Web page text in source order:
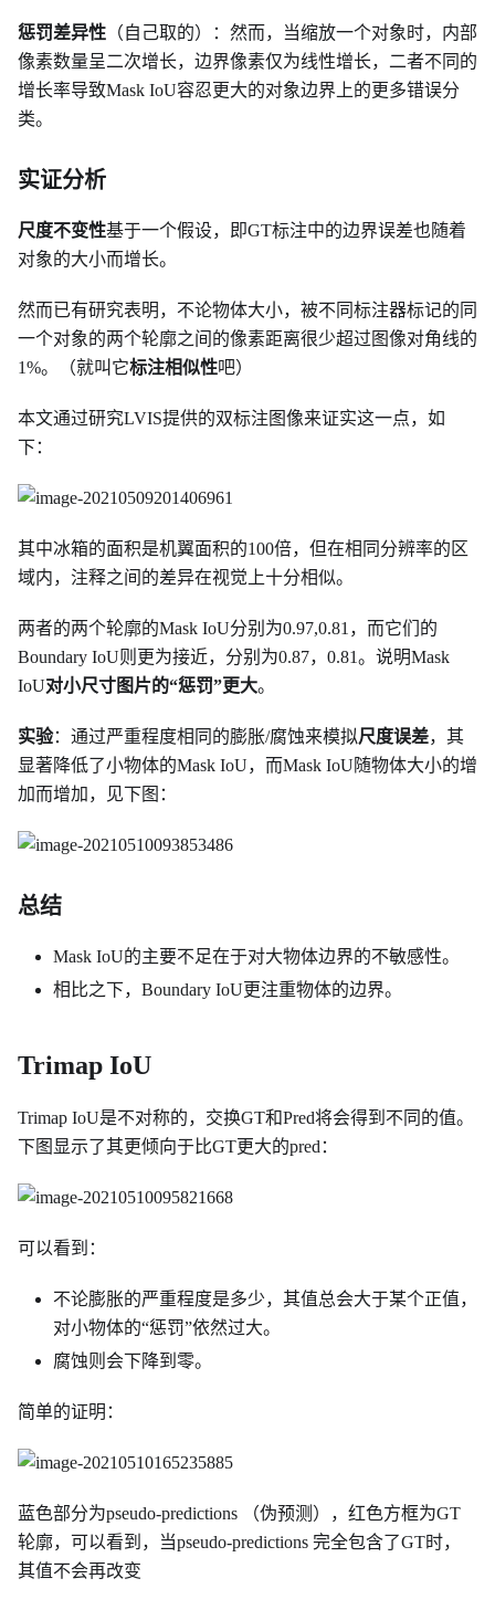
惩罚差异性 （自己取的）：然而，当缩放一个对象时，内部
像素数量呈二次增长，边界像素仅为线性增长，二者不同的
增长率导致Mask IoU容忍更大的对象边界上的更多错误分
类。
实证分析
尺度不变性基于一个假设，即GT标注中的边界误差也随着
对象的大小而增长。
然而已有研究表明，不论物体大小，被不同标注器标记的同
一个对象的两个轮廓之间的像素距离很少超过图像对角线的
1%。（就叫它标注相似性吧）
本文通过研究LVIS提供的双标注图像来证实这一点，如
下：
其中冰箱的面积是机翼面积的100倍，但在相同分辨率的区
域内，注释之间的差异在视觉上十分相似。
两者的两个轮廓的Mask IoU分别为0.97,0.81，而它们的
Boundary IoU则更为接近，分别为0.87，0.81。说明Mask
IoU对小尺寸图片的“惩罚”更大。
实验：通过严重程度相同的膨胀/腐蚀来模拟尺度误差，其
显著降低了小物体的Mask IoU，而Mask IoU随物体大小的增
加而增加，见下图：
总结
Mask IoU的主要不足在于对大物体边界的不敏感性。
相比之下，Boundary IoU更注重物体的边界。
Trimap IoU
Trimap IoU是不对称的，交换GT和Pred将会得到不同的值。
下图显示了其更倾向于比GT更大的pred：
可以看到：
不论膨胀的严重程度是多少，其值总会大于某个正值，
对小物体的“惩罚”依然过大。
腐蚀则会下降到零。
简单的证明：
蓝色部分为pseudo-predictions （伪预测），红色方框为GT
轮廓，可以看到，当pseudo-predictions 完全包含了GT时，
其值不会再改变